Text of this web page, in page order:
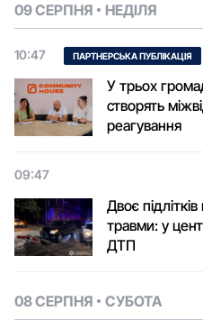
09 СЕРПНЯ НЕДІЛЯ
10:47 ПАРТНЕРСЬКА ПУБЛІКАЦІЯ
У трьох
створять
реагування
09:47
Двоє
травми: у
ДТП
08 СЕРПНЯ СУБОТА